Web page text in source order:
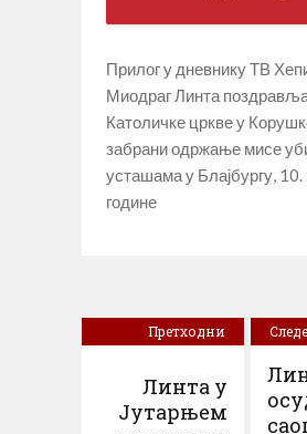
Прилог у дневнику ТВ
Миодраг Линта
Католичке цркве у
забрани одржање мисе
усташама у Блајбургу,
године
Претходни
Линта у
Јутарњем